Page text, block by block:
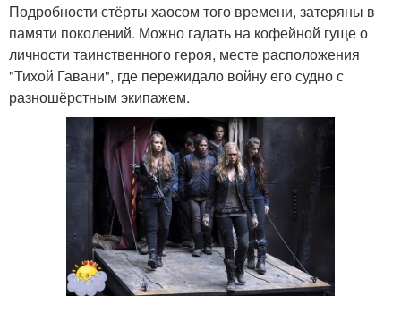
Подробности стёрты хаосом того времени, затеряны в
памяти поколений. Можно гадать на кофейной гуще о
личности таинственного героя, месте расположения
"Тихой Гавани", где пережидало войну его судно с
разношёрстным экипажем.